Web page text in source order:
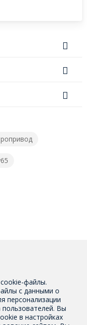
файлы.
с данными о
персонализации
Вы
в настройках